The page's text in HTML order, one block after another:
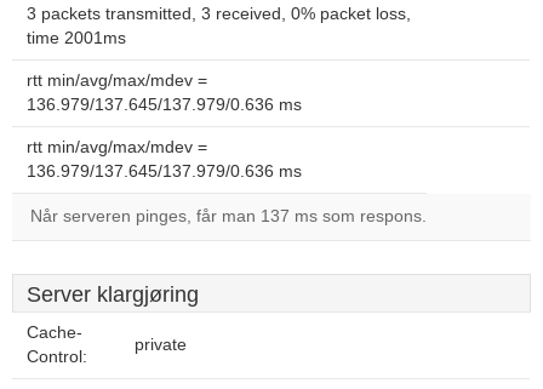
3 packets transmitted, 3 received, 0% packet loss,
time 2001ms
rtt min/avg/max/mdev =
136.979/137.645/137.979/0.636 ms
rtt min/avg/max/mdev =
136.979/137.645/137.979/0.636 ms
Når serveren pinges, får man 137 ms som respons.
Server klargjøring
Cache-
Control:
private